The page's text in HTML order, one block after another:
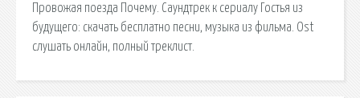
Провожая поезда Почему. Саундтрек к сериалу Гостья из
будущего: скачать бесплатно песни, музыка из фильма. Ost
слушать онлайн, полный треклист.